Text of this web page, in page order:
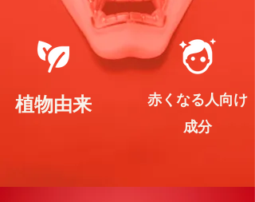
植物由来
赤くなる人向け
成分